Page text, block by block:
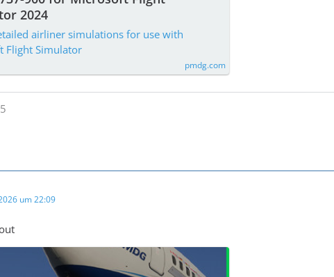
2024
airliner simulations for use with
Flight Simulator
pmdg.com
um 22:09